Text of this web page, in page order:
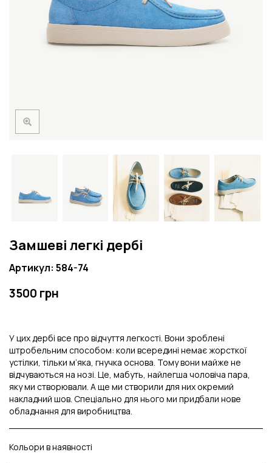
Замшеві легкі дербі
Артикул: 584-74
3500 грн
У цих дербі все про відчуття легкості. Вони зроблені
штробельним способом: коли всередині немає жорсткої
устілки, тільки м’яка, гнучка основа. Тому вони майже не
відчуваються на нозі. Це, мабуть, найлегша чоловіча пара,
яку ми створювали. А ще ми створили для них окремий
накладний шов. Спеціально для нього ми придбали нове
обладнання для виробництва.
Кольори в наявності